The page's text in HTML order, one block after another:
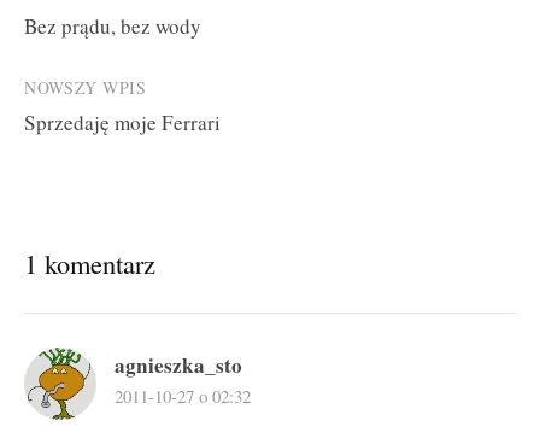
navigation
Bez prądu, bez wody
NOWSZY WPIS
Sprzedaję moje Ferrari
1 komentarz
agnieszka_sto
2011-10-27 o 02:32